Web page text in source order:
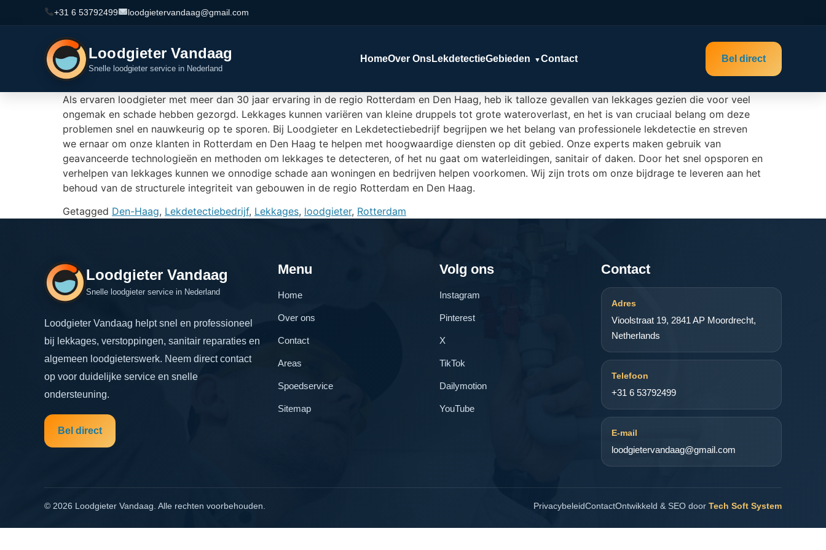
+31 6 53792499 loodgietervandaag@gmail.com
Loodgieter Vandaag
Snelle loodgieter service in Nederland
HomeOver OnsLekdetectieGebieden ▼Contact Bel direct
Als ervaren loodgieter met meer dan 30 jaar ervaring in de regio Rotterdam en Den Haag, heb ik talloze gevallen van lekkages gezien die voor veel
ongemak en schade hebben gezorgd. Lekkages kunnen variëren van kleine druppels tot grote wateroverlast, en het is van cruciaal belang om deze
problemen snel en nauwkeurig op te sporen. Bij Loodgieter en Lekdetectiebedrijf begrijpen we het belang van professionele lekdetectie en streven
we ernaar om onze klanten in Rotterdam en Den Haag te helpen met hoogwaardige diensten op dit gebied. Onze experts maken gebruik van
geavanceerde technologieën en methoden om lekkages te detecteren, of het nu gaat om waterleidingen, sanitair of daken. Door het snel opsporen en
verhelpen van lekkages kunnen we onnodige schade aan woningen en bedrijven helpen voorkomen. Wij zijn trots om onze bijdrage te leveren aan het
behoud van de structurele integriteit van gebouwen in de regio Rotterdam en Den Haag.
Getagged Den-Haag, Lekdetectiebedrijf, Lekkages, loodgieter, Rotterdam
Loodgieter Vandaag
Snelle loodgieter service in Nederland
Loodgieter Vandaag helpt snel en professioneel
bij lekkages, verstoppingen, sanitair reparaties en
algemeen loodgieterswerk. Neem direct contact
op voor duidelijke service en snelle
ondersteuning.
Bel direct
Menu
Home
Over ons
Contact
Areas
Spoedservice
Sitemap
Volg ons
Instagram
Pinterest
X
TikTok
Dailymotion
YouTube
Contact
Adres
Vioolstraat 19, 2841 AP Moordrecht,
Netherlands
Telefoon
+31 6 53792499
E-mail
loodgietervandaag@gmail.com
© 2026 Loodgieter Vandaag. Alle rechten voorbehouden. PrivacybeleidContactOntwikkeld & SEO door Tech Soft System